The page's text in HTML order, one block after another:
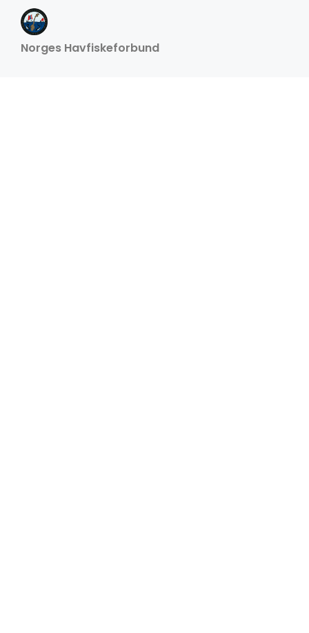
Norges Havfiskeforbund